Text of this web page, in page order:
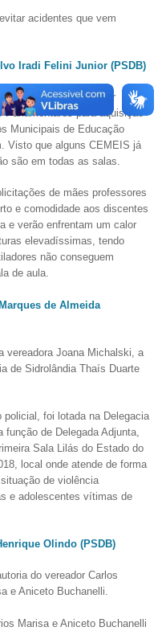
acidentes que vem
Iradi Felini Junior (PSDB)
esforços em viabilizar
Parlamentares para aquisição
Municipais de Educação
Visto que alguns CEMEIS já
são em todas as salas.
de mães professores
e comodidade aos discentes
e verão enfrentam um calor
elevadíssimas, tendo
não conseguem
de aula.
de Almeida
vereadora Joana Michalski, a
de Sidrolândia Thaís Duarte
foi lotada na Delegacia
de Delegada Adjunta,
Sala Lilás do Estado do
local onde atende de forma
de violência
e adolescentes vítimas de
Olindo (PSDB)
do vereador Carlos
e Aniceto Buchanelli.
Marisa e Aniceto Buchanelli